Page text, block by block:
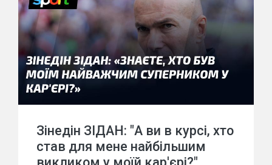
Зінедін ЗІДАН: "А ви в курсі, хто
став для мене найбільшим